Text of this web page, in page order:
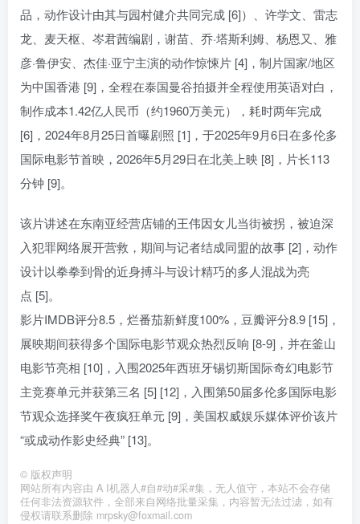
品，动作设计由其与园村健介共同完成 [6]）、许学文、雷志
龙、麦天枢、岑君茜编剧，谢苗、乔·塔斯利姆、杨恩又、雅
彦·鲁伊安、杰佳·亚宁主演的动作惊悚片 [4]，制片国家/地区
为中国香港 [9]，全程在泰国曼谷拍摄并全程使用英语对白，
制作成本1.42亿人民币（约1960万美元），耗时两年完成
[6]，2024年8月25日首曝剧照 [1]，于2025年9月6日在多伦多
国际电影节首映，2026年5月29日在北美上映 [8]，片长113
分钟 [9]。
该片讲述在东南亚经营店铺的王伟因女儿当街被拐，被迫深
入犯罪网络展开营救，期间与记者结成同盟的故事 [2]，动作
设计以拳拳到骨的近身搏斗与设计精巧的多人混战为亮
点 [5]。
影片IMDB评分8.5，烂番茄新鲜度100%，豆瓣评分8.9 [15]，
展映期间获得多个国际电影节观众热烈反响 [8-9]，并在釜山
电影节亮相 [10]，入围2025年西班牙锡切斯国际奇幻电影节
主竞赛单元并获第三名 [5] [12]，入围第50届多伦多国际电影
节观众选择奖午夜疯狂单元 [9]，美国权威娱乐媒体评价该片
“或成动作影史经典” [13]。
© 版权声明
网站所有内容由 A I机器人#自#动#采#集，无人值守，本站不会存储
任何非法资源软件，全部来自网络批量采集，内容暂无法过滤，如有
侵权请联系删除 mrpsky@foxmail.com